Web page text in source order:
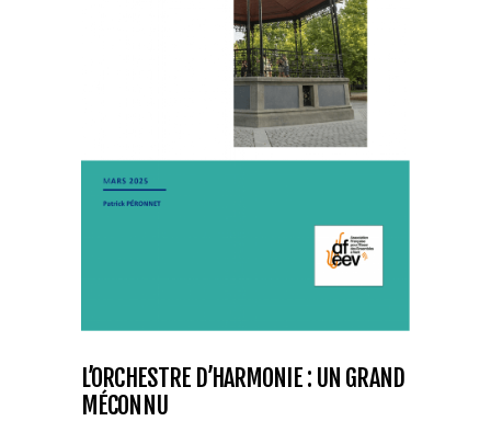
L’ORCHESTRE D’HARMONIE : UN GRAND
MÉCONNU